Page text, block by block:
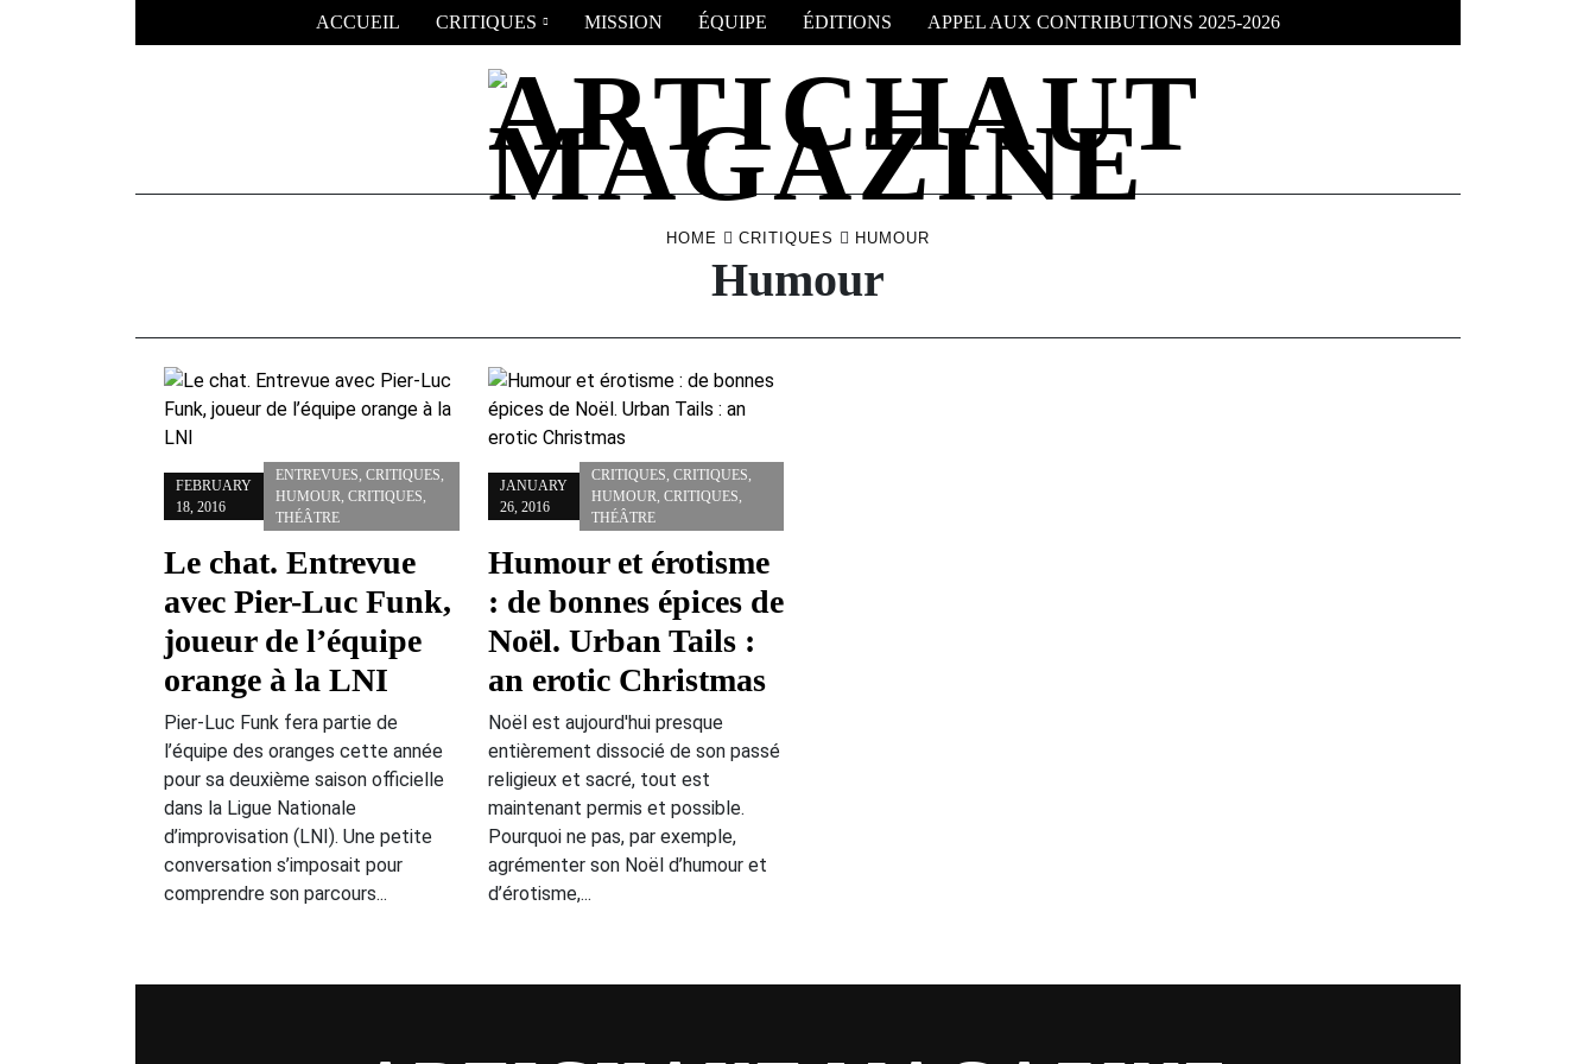
ACCUEIL CRITIQUES MISSION ÉQUIPE ÉDITIONS APPEL AUX CONTRIBUTIONS 2025-2026
HOME CRITIQUES HUMOUR
Humour
FEBRUARY
18, 2016
ENTREVUES, CRITIQUES,
HUMOUR, CRITIQUES,
THÉÂTRE
Le chat. Entrevue
avec Pier-Luc Funk,
joueur de l’équipe
orange à la LNI
Pier-Luc Funk fera partie de
l’équipe des oranges cette année
pour sa deuxième saison officielle
dans la Ligue Nationale
d’improvisation (LNI). Une petite
conversation s’imposait pour
comprendre son parcours...
JANUARY
26, 2016
CRITIQUES, CRITIQUES,
HUMOUR, CRITIQUES,
THÉÂTRE
Humour et érotisme
: de bonnes épices de
Noël. Urban Tails :
an erotic Christmas
Noël est aujourd'hui presque
entièrement dissocié de son passé
religieux et sacré, tout est
maintenant permis et possible.
Pourquoi ne pas, par exemple,
agrémenter son Noël d’humour et
d’érotisme,...